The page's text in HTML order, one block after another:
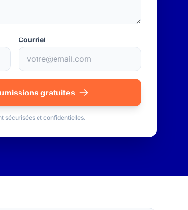
Courriel
gratuites
sécurisées et confidentielles.